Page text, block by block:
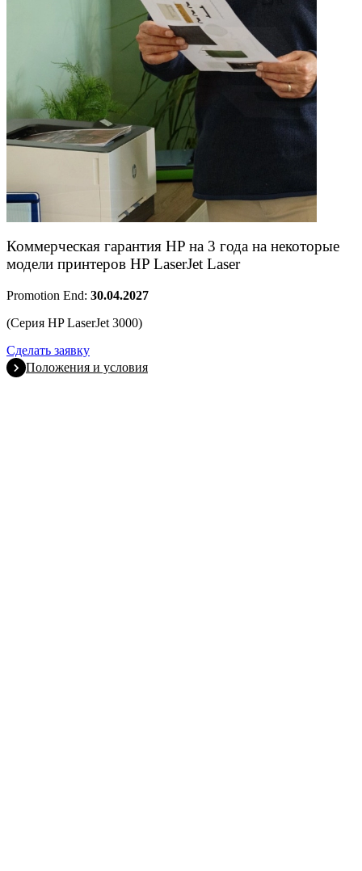
Коммерческая гарантия HP на 3 года на некоторые
модели принтеров HP LaserJet Laser
Promotion End: 30.04.2027
(Серия HP LaserJet 3000)
Сделать заявку
Положения и условия